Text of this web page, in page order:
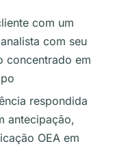
com um
com seu
concentrado em
respondida
antecipação,
OEA em